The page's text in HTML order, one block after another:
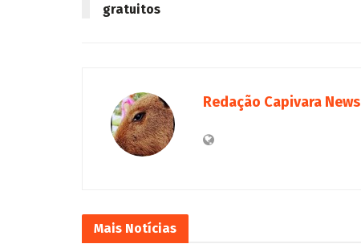
gratuitos
Redação Capivara News
Mais Notícias